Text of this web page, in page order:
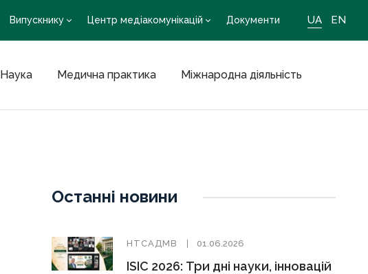
Випускнику Центр медіакомунікацій Документи UA EN
Наука Медична практика Міжнародна діяльність
Останні новини
НТСАДМВ 01.06.2026
ISIC 2026: Три дні науки, інновацій